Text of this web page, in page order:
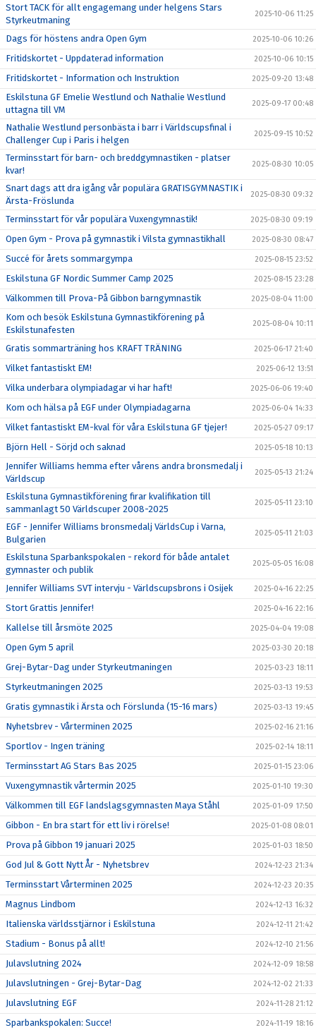
Stort TACK för allt engagemang under helgens Stars
Styrkeutmaning
2025-10-06 11:25
Dags för höstens andra Open Gym 2025-10-06 10:26
Fritidskortet - Uppdaterad information 2025-10-06 10:15
Fritidskortet - Information och Instruktion 2025-09-20 13:48
Eskilstuna GF Emelie Westlund och Nathalie Westlund
uttagna till VM
2025-09-17 00:48
Nathalie Westlund personbästa i barr i Världscupsfinal i
Challenger Cup i Paris i helgen
2025-09-15 10:52
Terminsstart för barn- och breddgymnastiken - platser
kvar!
2025-08-30 10:05
Snart dags att dra igång vår populära GRATISGYMNASTIK i
Ärsta-Fröslunda
2025-08-30 09:32
Terminsstart för vår populära Vuxengymnastik! 2025-08-30 09:19
Open Gym - Prova på gymnastik i Vilsta gymnastikhall 2025-08-30 08:47
Succé för årets sommargympa 2025-08-15 23:52
Eskilstuna GF Nordic Summer Camp 2025 2025-08-15 23:28
Välkommen till Prova-På Gibbon barngymnastik 2025-08-04 11:00
Kom och besök Eskilstuna Gymnastikförening på
Eskilstunafesten
2025-08-04 10:11
Gratis sommarträning hos KRAFT TRÄNING 2025-06-17 21:40
Vilket fantastiskt EM! 2025-06-12 13:51
Vilka underbara olympiadagar vi har haft! 2025-06-06 19:40
Kom och hälsa på EGF under Olympiadagarna 2025-06-04 14:33
Vilket fantastiskt EM-kval för våra Eskilstuna GF tjejer! 2025-05-27 09:17
Björn Hell - Sörjd och saknad 2025-05-18 10:13
Jennifer Williams hemma efter vårens andra bronsmedalj i
Världscup
2025-05-13 21:24
Eskilstuna Gymnastikförening firar kvalifikation till
sammanlagt 50 Världscuper 2008-2025
2025-05-11 23:10
EGF - Jennifer Williams bronsmedalj VärldsCup i Varna,
Bulgarien
2025-05-11 21:03
Eskilstuna Sparbankspokalen - rekord för både antalet
gymnaster och publik
2025-05-05 16:08
Jennifer Williams SVT intervju - Världscupsbrons i Osijek 2025-04-16 22:25
Stort Grattis Jennifer! 2025-04-16 22:16
Kallelse till årsmöte 2025 2025-04-04 19:08
Open Gym 5 april 2025-03-30 20:18
Grej-Bytar-Dag under Styrkeutmaningen 2025-03-23 18:11
Styrkeutmaningen 2025 2025-03-13 19:53
Gratis gymnastik i Ärsta och Förslunda (15-16 mars) 2025-03-13 19:45
Nyhetsbrev - Vårterminen 2025 2025-02-16 21:16
Sportlov - Ingen träning 2025-02-14 18:11
Terminsstart AG Stars Bas 2025 2025-01-15 23:06
Vuxengymnastik vårtermin 2025 2025-01-10 19:30
Välkommen till EGF landslagsgymnasten Maya Ståhl 2025-01-09 17:50
Gibbon - En bra start för ett liv i rörelse! 2025-01-08 08:01
Prova på Gibbon 19 januari 2025 2025-01-03 18:50
God Jul & Gott Nytt År - Nyhetsbrev 2024-12-23 21:34
Terminsstart Vårterminen 2025 2024-12-23 20:35
Magnus Lindbom 2024-12-13 16:32
Italienska världsstjärnor i Eskilstuna 2024-12-11 21:42
Stadium - Bonus på allt! 2024-12-10 21:56
Julavslutning 2024 2024-12-09 18:58
Julavslutningen - Grej-Bytar-Dag 2024-12-02 21:33
Julavslutning EGF 2024-11-28 21:12
Sparbankspokalen: Succe! 2024-11-19 18:16